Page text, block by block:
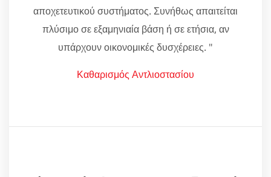
αποχετευτικού συστήματος. Συνήθως απαιτείται
πλύσιμο σε εξαμηνιαία βάση ή σε ετήσια, αν
υπάρχουν οικονομικές δυσχέρειες. "
Καθαρισμός Αντλιοστασίου